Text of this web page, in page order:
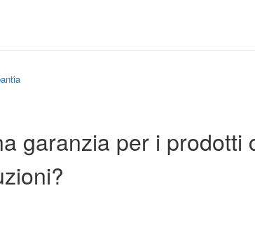
garanzia per i prodotti